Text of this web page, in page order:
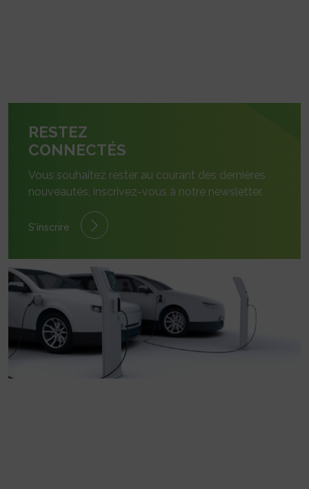
RESTEZ
CONNECTÉS
Vous souhaitez rester au courant des dernières
nouveautés, inscrivez-vous à notre newsletter.
S'inscrire